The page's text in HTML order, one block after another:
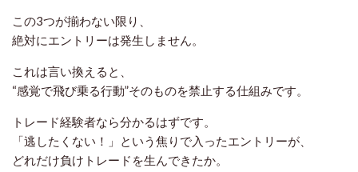
この3つが揃わない限り、
絶対にエントリーは発生しません。
これは言い換えると、
“感覚で飛び乗る行動”そのものを禁止する仕組みです。
トレード経験者なら分かるはずです。
「逃したくない！」という焦りで入ったエントリーが、
どれだけ負けトレードを生んできたか。